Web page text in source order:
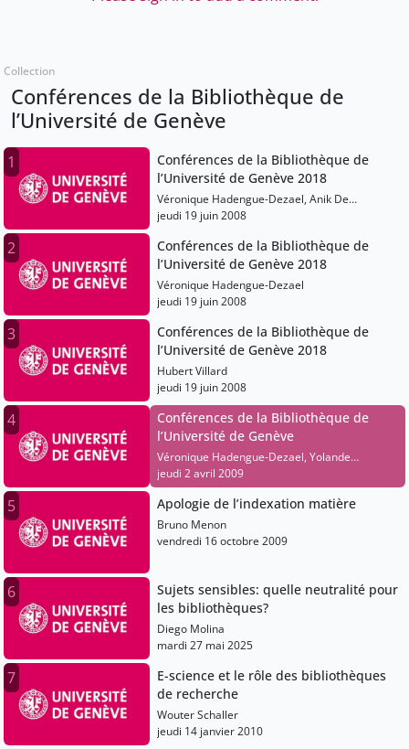
Collection
Conférences de la Bibliothèque de
l’Université de Genève
1
Conférences de la Bibliothèque de
l’Université de Genève 2018
Véronique Hadengue-Dezael, Anik De
Ribaupierre
jeudi 19 juin 2008
2
Conférences de la Bibliothèque de
l’Université de Genève 2018
Véronique Hadengue-Dezael
jeudi 19 juin 2008
3
Conférences de la Bibliothèque de
l’Université de Genève 2018
Hubert Villard
jeudi 19 juin 2008
4
Conférences de la Bibliothèque de
l’Université de Genève
Véronique Hadengue-Dezael, Yolande
Estermann, Jean-Philippe Accart
jeudi 2 avril 2009
5 Apologie de l’indexation matière
Bruno Menon
vendredi 16 octobre 2009
6
Sujets sensibles: quelle neutralité pour
les bibliothèques?
Diego Molina
mardi 27 mai 2025
7
E-science et le rôle des bibliothèques
de recherche
Wouter Schaller
jeudi 14 janvier 2010